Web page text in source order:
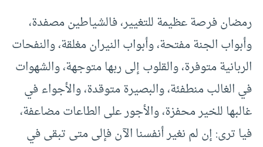
رمضان فرصة عظيمة للتغيير، فالشياطين مصفدة،
وأبواب الجنة مفتحة، وأبواب النيران مغلقة، والنفحات
الربانية متوفرة، والقلوب إلى ربها متوجهة، والشهوات
في الغالب منطفئة، والبصيرة متوقدة، والأجواء في
غالبها للخير محفزة، والأجور على الطاعات مضاعفة،
فيا ترى: إن لم نغير أنفسنا الآن فإلى متى تبقى في